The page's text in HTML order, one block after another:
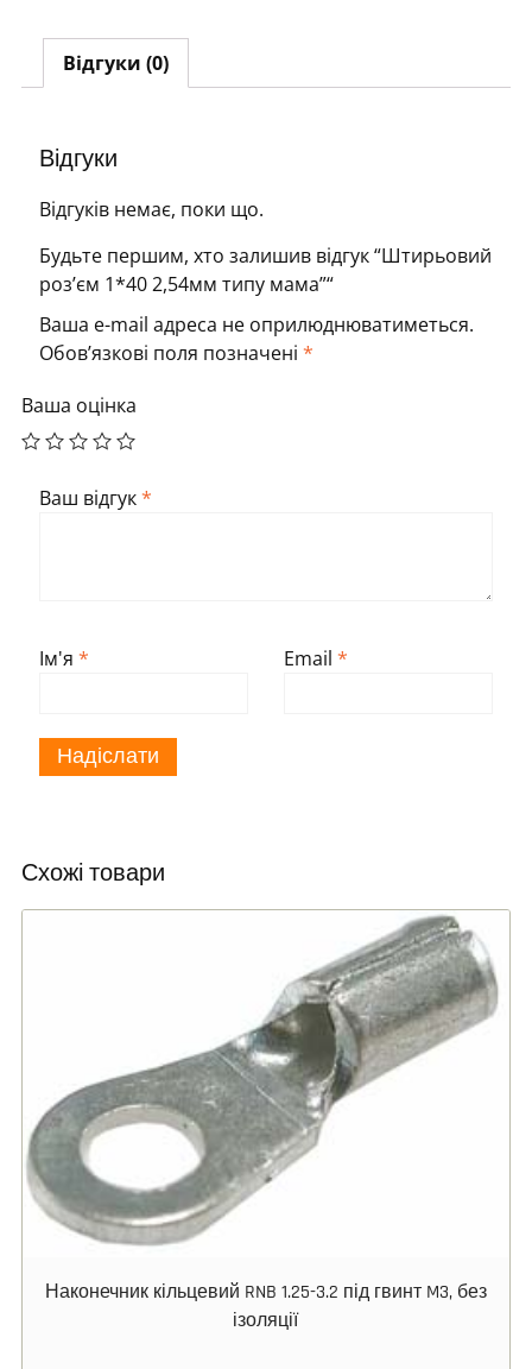
Відгуки (0)
Відгуки
Відгуків немає, поки що.
Будьте першим, хто залишив відгук “Штирьовий
роз’єм 1*40 2,54мм типу мама”“
Ваша e-mail адреса не оприлюднюватиметься.
Обов’язкові поля позначені *
Ваша оцінка
Ваш відгук*
Ім'я * Email *
Схожі товари
Наконечник кільцевий RNB 1.25-3.2 під гвинт M3, без
ізоляції